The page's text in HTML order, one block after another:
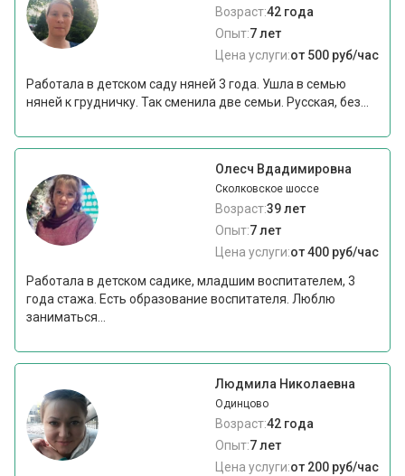
Возраст:42 года
Опыт:7 лет
Цена услуги:от 500 руб/час
Работала в детском саду няней 3 года. Ушла в семью
няней к грудничку. Так сменила две семьи. Русская, без...
Олесч Вдадимировна
Сколковское шоссе
Возраст:39 лет
Опыт:7 лет
Цена услуги:от 400 руб/час
Работала в детском садике, младшим воспитателем, 3
года стажа. Есть образование воспитателя. Люблю
заниматься...
Людмила Николаевна
Одинцово
Возраст:42 года
Опыт:7 лет
Цена услуги:от 200 руб/час